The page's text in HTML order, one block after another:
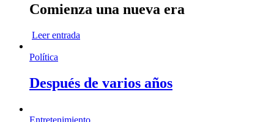
Comienza una nueva era
Leer entrada
Política
Después de varios años
Entretenimiento